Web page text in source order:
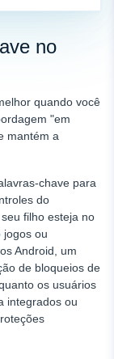
no
quando você
"em
mantém a
chave para
do
filho esteja no
jogos ou
Android, um
de bloqueios de
os usuários
integrados ou